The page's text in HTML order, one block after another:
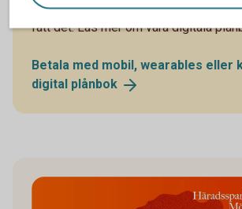
Därefter kan du börja handla med
fått det. Läs mer om våra digitala
Betala med mobil, wearables eller
digital plånbok